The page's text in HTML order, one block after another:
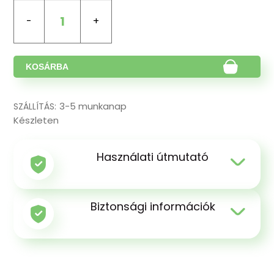
1
KOSÁRBA
SZÁLLÍTÁS: 3-5 munkanap
Készleten
Használati útmutató
Biztonsági információk